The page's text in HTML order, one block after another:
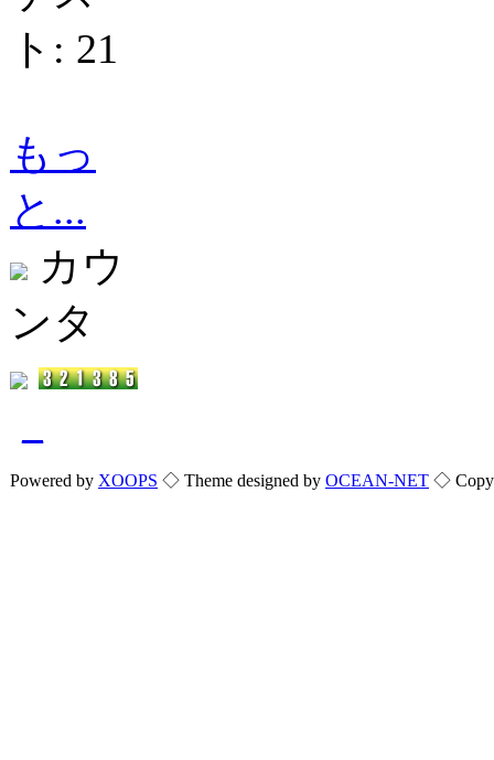
ト: 21
もっ
と...
カウ
ンタ
Powered by XOOPS ◇ Theme designed by OCEAN-NET ◇